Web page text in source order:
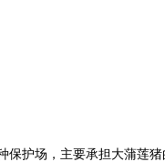
保护场，主要承担大蒲莲